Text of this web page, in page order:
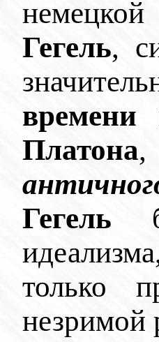
Гегель,
времени
Платона,
Гегель
только
незримой